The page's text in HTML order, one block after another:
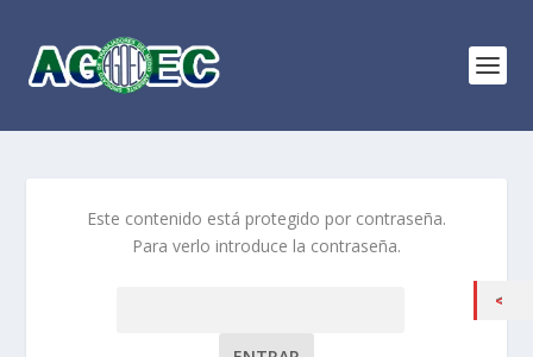
Este contenido está protegido por contraseña.
Para verlo introduce la contraseña.